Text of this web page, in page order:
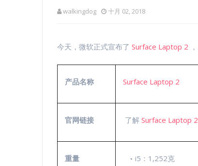
walkingdog 十月 02, 2018
今天，微软正式宣布了 Surface Laptop 2 ，
产品名称 Surface Laptop 2
官网链接 了解 Surface Laptop 2
重量
i5：1,252克